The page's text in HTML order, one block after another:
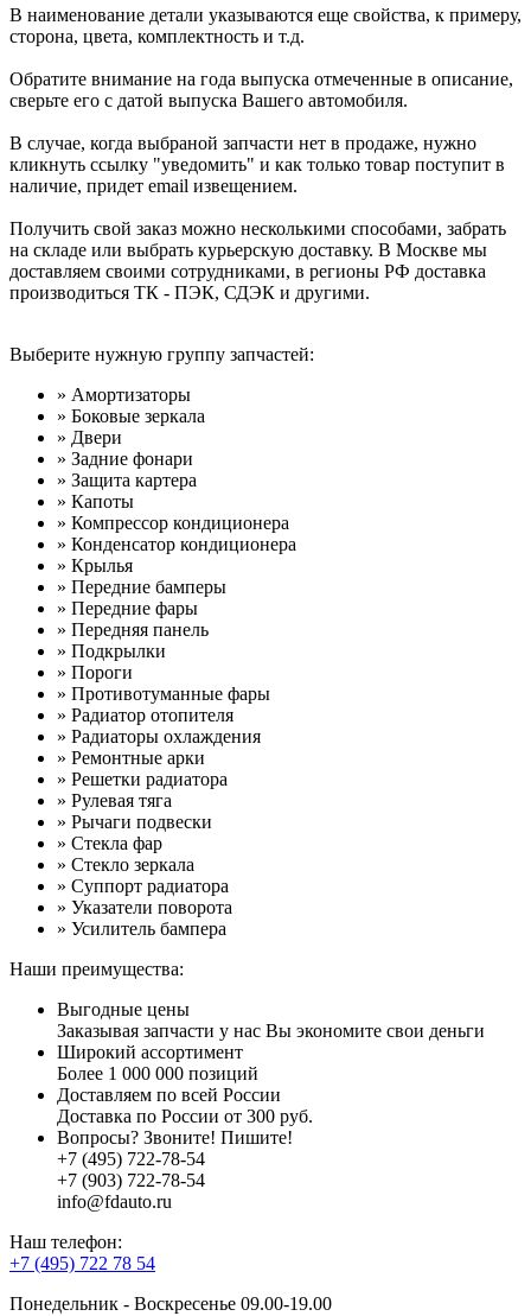
В наименование детали указываются еще свойства, к примеру,
сторона, цвета, комплектность и т.д.
Обратите внимание на года выпуска отмеченные в описание,
сверьте его с датой выпуска Вашего автомобиля.
В случае, когда выбраной запчасти нет в продаже, нужно
кликнуть ссылку "уведомить" и как только товар поступит в
наличие, придет email извещением.
Получить свой заказ можно несколькими способами, забрать
на складе или выбрать курьерскую доставку. В Москве мы
доставляем своими сотрудниками, в регионы РФ доставка
производиться ТК - ПЭК, СДЭК и другими.
Выберите нужную группу запчастей:
» Амортизаторы
» Боковые зеркала
» Двери
» Задние фонари
» Защита картера
» Капоты
» Компрессор кондиционера
» Конденсатор кондиционера
» Крылья
» Передние бамперы
» Передние фары
» Передняя панель
» Подкрылки
» Пороги
» Противотуманные фары
» Радиатор отопителя
» Радиаторы охлаждения
» Ремонтные арки
» Решетки радиатора
» Рулевая тяга
» Рычаги подвески
» Стекла фар
» Стекло зеркала
» Суппорт радиатора
» Указатели поворота
» Усилитель бампера
Наши преимущества:
Выгодные цены
Заказывая запчасти у нас Вы экономите свои деньги
Широкий ассортимент
Более 1 000 000 позиций
Доставляем по всей России
Доставка по России от 300 руб.
Вопросы? Звоните! Пишите!
+7 (495) 722-78-54
+7 (903) 722-78-54
info@fdauto.ru
Наш телефон:
+7 (495) 722 78 54
Понедельник - Воскресенье 09.00-19.00